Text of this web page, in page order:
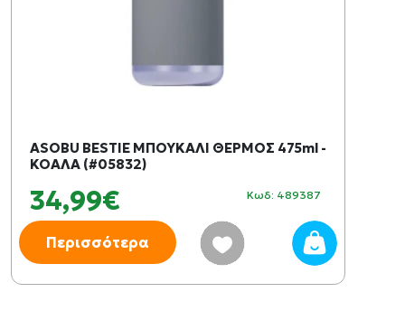
ASOBU BESTIE ΜΠΟΥΚΑΛΙ ΘΕΡΜΟΣ 475ml -
ΚΟΑΛΑ (#05832)
34,99€ Κωδ: 489387
Περισσότερα